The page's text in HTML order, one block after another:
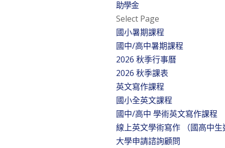
助學金
Select Page
國小暑期課程
國中/高中暑期課程
2026 秋季行事曆
2026 秋季課表
英文寫作課程
國小全英文課程
國中/高中 學術英文寫作課程
線上英文學術寫作 （國高中
大學申請諮詢顧問